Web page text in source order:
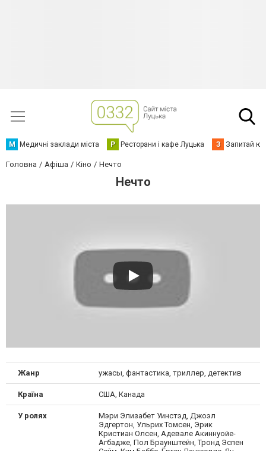
М Медичні заклади міста Р Ресторани і кафе Луцька З Запитай
Головна Афіша Кіно Нечто
Нечто
Жанр ужасы, фантастика, триллер, детектив
Країна США, Канада
У ролях
Мэри Элизабет Уинстэд, Джоэл
Эдгертон, Ульрих Томсен, Эрик
Кристиан Олсен, Адевале Акиннуойе-
Агбадже, Пол Браунштейн, Тронд Эспен